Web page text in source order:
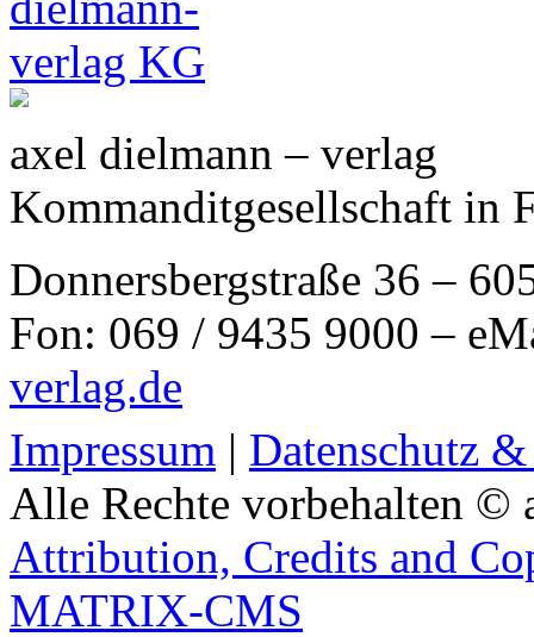
axel dielmann – verlag
Kommanditgesellschaft in
Donnersbergstraße 36 –
Fon: 069 / 9435 9000 –
verlag.de
Impressum | Datenschutz
Alle Rechte vorbehalten ©
Attribution, Credits and
MATRIX-CMS